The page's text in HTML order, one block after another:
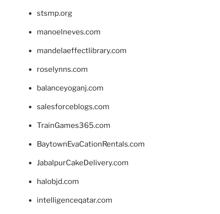
stsmp.org
manoelneves.com
mandelaeffectlibrary.com
roselynns.com
balanceyoganj.com
salesforceblogs.com
TrainGames365.com
BaytownEvaCationRentals.com
JabalpurCakeDelivery.com
halobjd.com
intelligenceqatar.com